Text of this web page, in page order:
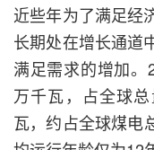
近些年为了满足经
长期处在增长通道
满足需求的增加
万千瓦，占全球
瓦，约占全球煤电